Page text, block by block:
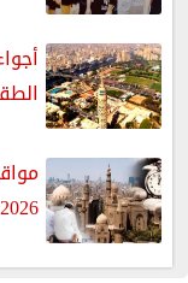
2026 بمحافظات الجمهورية